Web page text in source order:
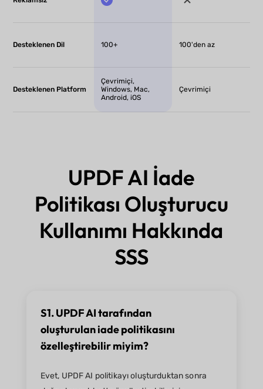
Desteklenen Dil 100+ 100'den az
Desteklenen Platform
Çevrimiçi,
Windows, Mac,
Android, iOS
Çevrimiçi
UPDF AI İade
Politikası Oluşturucu
Kullanımı Hakkında
SSS
S1. UPDF AI tarafından
oluşturulan iade politikasını
özelleştirebilir miyim?
Evet, UPDF AI politikayı oluşturduktan sonra